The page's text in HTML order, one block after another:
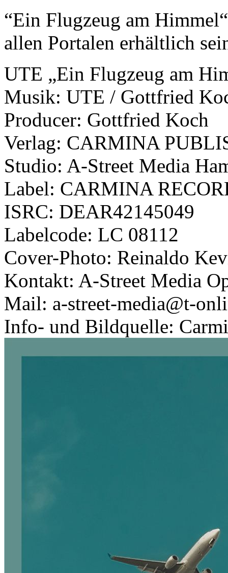
“Ein Flugzeug am
allen Portalen erhältlich
UTE „Ein Flugzeug am
Musik: UTE / Gottfried
Producer: Gottfried Koch
Verlag: CARMINA
Studio: A-Street Media
Label: CARMINA
ISRC: DEAR42145049
Labelcode: LC 08112
Cover-Photo: Reinaldo
Kontakt: A-Street Media
Mail: a-street-media@t-
Info- und Bildquelle: